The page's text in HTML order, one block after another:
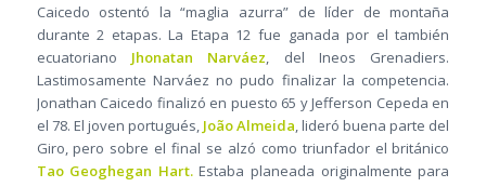
Caicedo ostentó la “maglia azurra” de líder de montaña
durante 2 etapas. La Etapa 12 fue ganada por el también
ecuatoriano Jhonatan Narváez, del Ineos Grenadiers.
Lastimosamente Narváez no pudo finalizar la competencia.
Jonathan Caicedo finalizó en puesto 65 y Jefferson Cepeda en
el 78. El joven portugués, João Almeida, lideró buena parte del
Giro, pero sobre el final se alzó como triunfador el británico
Tao Geoghegan Hart.Estaba planeada originalmente para